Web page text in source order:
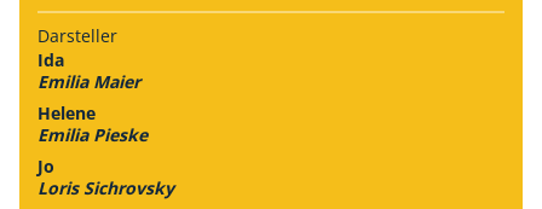
Darsteller
Ida
Emilia Maier
Helene
Emilia Pieske
Jo
Loris Sichrovsky